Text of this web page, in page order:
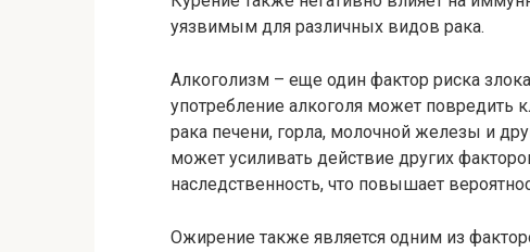
уязвимым для различных видов рака.
Алкоголизм – еще один фактор риска
употребление алкоголя может повредить
рака печени, горла, молочной железы и
может усиливать действие других
наследственность, что повышает
Ожирение также является одним из